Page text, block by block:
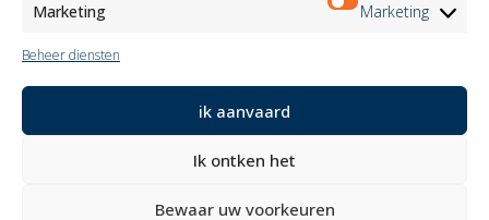
Marketing Marketing
Beheer diensten
ik aanvaard
Ik ontken het
Bewaar uw voorkeuren